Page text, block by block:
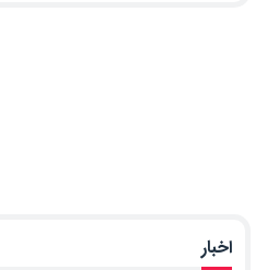
اخبار